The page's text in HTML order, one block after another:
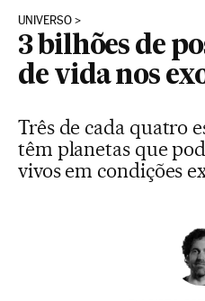
UNIVERSO
3 bilhões de
de vida nos
Três de cada quatro
têm planetas que
vivos em condições